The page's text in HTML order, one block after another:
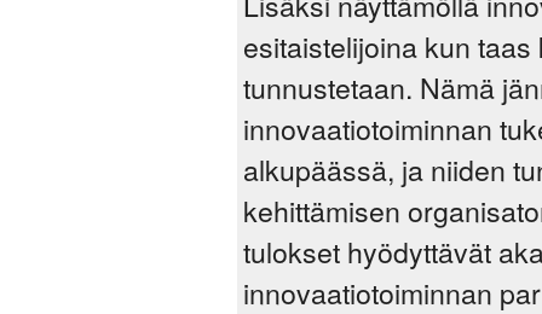
esitaistelijoina kun
tunnustetaan. Nämä
innovaatiotoiminnan
alkupäässä, ja niiden
kehittämisen
tulokset hyödyttävät
innovaatiotoiminnan